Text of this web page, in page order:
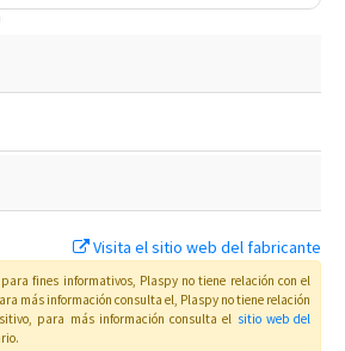
Visita el sitio web del fabricante
fines informativos, Plaspy no tiene relación con el
más información consulta el, Plaspy no tiene relación
para más información consulta el sitio web del
.